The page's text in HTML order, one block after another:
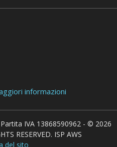
informazioni
IVA 13868590962 - © 2026
RESERVED. ISP AWS
del sito